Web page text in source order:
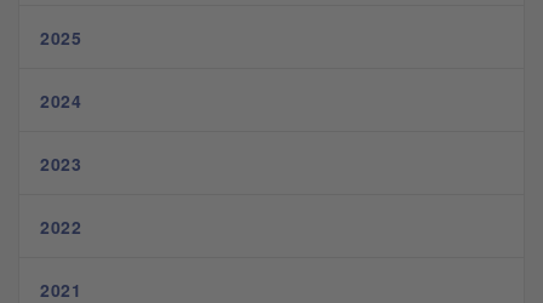
2025
2024
2023
2022
2021